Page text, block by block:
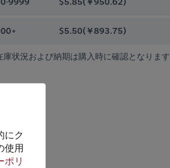
$5.50(￥893.75)
庫状況および納期は購入時に確認となります
にク
使用
ポリ